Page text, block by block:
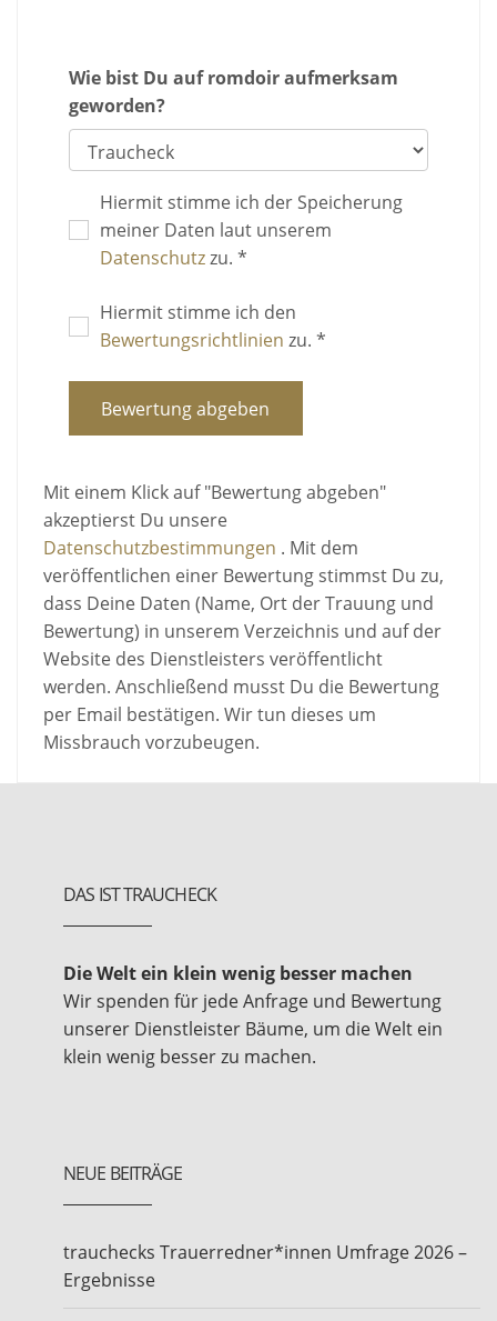
Wie bist Du auf romdoir aufmerksam
geworden?
Hiermit stimme ich der Speicherung
meiner Daten laut unserem
Datenschutzzu. *
Hiermit stimme ich den
Bewertungsrichtlinien zu. *
Bewertung abgeben
Mit einem Klick auf "Bewertung abgeben"
akzeptierst Du unsere
Datenschutzbestimmungen . Mit dem
veröffentlichen einer Bewertung stimmst Du zu,
dass Deine Daten (Name, Ort der Trauung und
Bewertung) in unserem Verzeichnis und auf der
Website des Dienstleisters veröffentlicht
werden. Anschließend musst Du die Bewertung
per Email bestätigen. Wir tun dieses um
Missbrauch vorzubeugen.
DAS IST TRAUCHECK
Die Welt ein klein wenig besser machen
Wir spenden für jede Anfrage und Bewertung
unserer Dienstleister Bäume, um die Welt ein
klein wenig besser zu machen.
NEUE BEITRÄGE
trauchecks Trauerredner*innen Umfrage 2026 –
Ergebnisse